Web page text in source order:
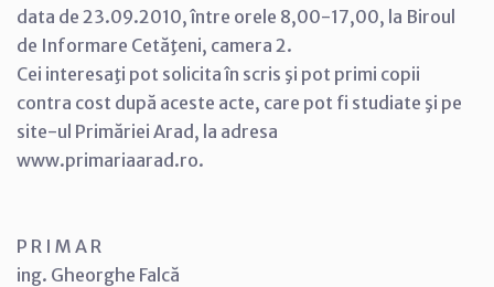
data de 23.09.2010, între orele 8,00-17,00, la Biroul
de Informare Cetăţeni, camera 2.
Cei interesaţi pot solicita în scris şi pot primi copii
contra cost după aceste acte, care pot fi studiate şi pe
site-ul Primăriei Arad, la adresa
www.primariaarad.ro.
P R I M A R
ing. Gheorghe Falcă